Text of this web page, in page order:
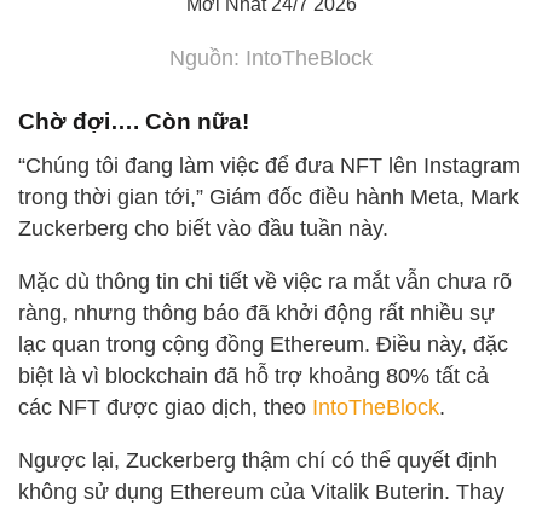
Nguồn: IntoTheBlock
Chờ đợi…. Còn nữa!
“Chúng tôi đang làm việc để đưa NFT lên Instagram
trong thời gian tới,” Giám đốc điều hành Meta, Mark
Zuckerberg cho biết vào đầu tuần này.
Mặc dù thông tin chi tiết về việc ra mắt vẫn chưa rõ
ràng, nhưng thông báo đã khởi động rất nhiều sự
lạc quan trong cộng đồng Ethereum. Điều này, đặc
biệt là vì blockchain đã hỗ trợ khoảng 80% tất cả
các NFT được giao dịch, theo IntoTheBlock.
Ngược lại, Zuckerberg thậm chí có thể quyết định
không sử dụng Ethereum của Vitalik Buterin. Thay